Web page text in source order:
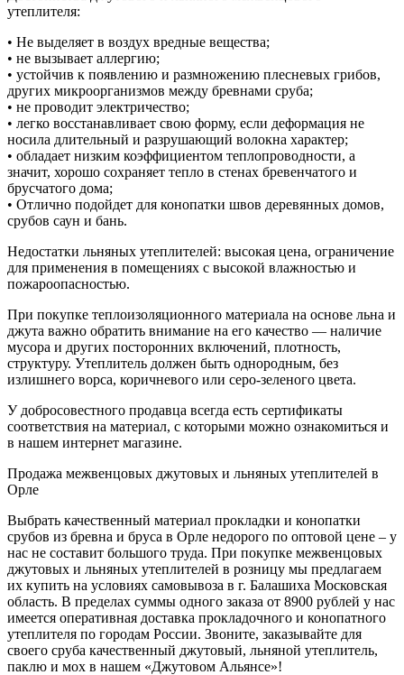
утеплителя:
• Не выделяет в воздух вредные вещества;
• не вызывает аллергию;
• устойчив к появлению и размножению плесневых грибов,
других микроорганизмов между бревнами сруба;
• не проводит электричество;
• легко восстанавливает свою форму, если деформация не
носила длительный и разрушающий волокна характер;
• обладает низким коэффициентом теплопроводности, а
значит, хорошо сохраняет тепло в стенах бревенчатого и
брусчатого дома;
• Отлично подойдет для конопатки швов деревянных домов,
срубов саун и бань.
Недостатки льняных утеплителей: высокая цена, ограничение
для применения в помещениях с высокой влажностью и
пожароопасностью.
При покупке теплоизоляционного материала на основе льна и
джута важно обратить внимание на его качество — наличие
мусора и других посторонних включений, плотность,
структуру. Утеплитель должен быть однородным, без
излишнего ворса, коричневого или серо-зеленого цвета.
У добросовестного продавца всегда есть сертификаты
соответствия на материал, с которыми можно ознакомиться и
в нашем интернет магазине.
Продажа межвенцовых джутовых и льняных утеплителей в
Орле
Выбрать качественный материал прокладки и конопатки
срубов из бревна и бруса в Орле недорого по оптовой цене – у
нас не составит большого труда. При покупке межвенцовых
джутовых и льняных утеплителей в розницу мы предлагаем
их купить на условиях самовывоза в г. Балашиха Московская
область. В пределах суммы одного заказа от 8900 рублей у нас
имеется оперативная доставка прокладочного и конопатного
утеплителя по городам России. Звоните, заказывайте для
своего сруба качественный джутовый, льняной утеплитель,
паклю и мох в нашем «Джутовом Альянсе»!